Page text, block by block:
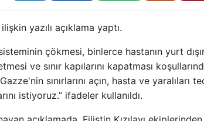
yazılı açıklama yaptı.
çökmesi, binlerce hastanın yurt
ve sınır kapılarını kapatması
sınırlarını açın, hasta ve yaralıları
istiyoruz.” ifadeler kullanıldı.